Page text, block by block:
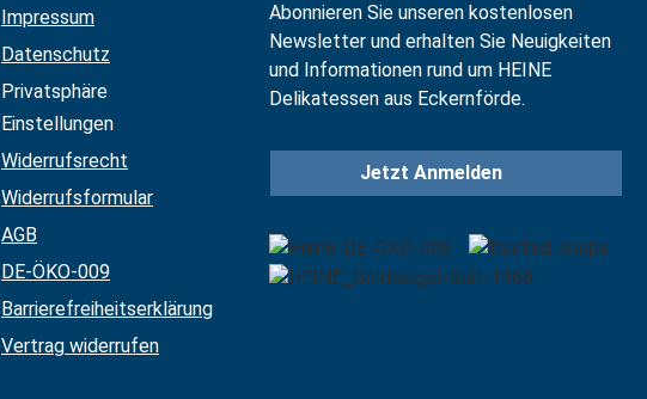
Impressum
Datenschutz
Privatsphäre
Einstellungen
Widerrufsrecht
Widerrufsformular
AGB
DE-ÖKO-009
Barrierefreiheitserklärung
Vertrag widerrufen
Abonnieren Sie unseren kostenlosen
Newsletter und erhalten Sie Neuigkeiten
und Informationen rund um HEINE
Delikatessen aus Eckernförde.
Jetzt Anmelden